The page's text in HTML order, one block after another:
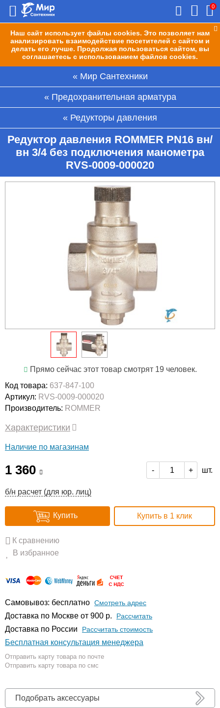
Наш сайт использует файлы cookies. Это позволяет нам
анализировать взаимодействие посетителей с сайтом и
делать его лучше. Продолжая пользоваться сайтом, вы
соглашаетесь с использованием файлов cookies.
0
Мир Сантехники
Предохранительная арматура
Редукторы давления
Редуктор давления ROMMER PN16 вн/
вн 3/4 без подключения манометра
RVS-0009-000020
Прямо сейчас этот товар смотрят 19 человек.
Код товара: 637-847-100
Артикул: RVS-0009-000020
Производитель: ROMMER
Характеристики
Наличие по магазинам
1 360 - + шт.
б/н расчет (для юр. лиц)
Купить Купить в 1 клик
К сравнению
В избранное
Самовывоз: бесплатно Смотреть адрес
Доставка по Москве от 900 р. Расcчитать
Доставка по России Рассчитать стоимость
Бесплатная консультация менеджера
Отправить карту товара по почте
Отправить карту товара по смс
Подобрать аксессуары